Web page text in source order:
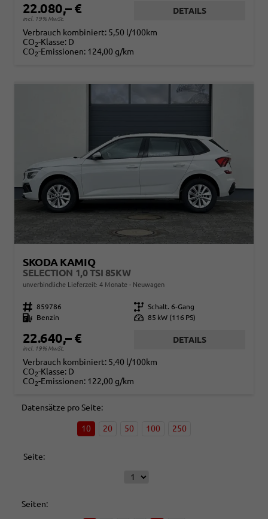
22.080,– €
incl. 19% MwSt.
DETAILS
Verbrauch kombiniert: 5,50 l/100km
CO2-Klasse: D
CO2-Emissionen: 124,00 g/km
SKODA KAMIQ
SELECTION 1,0 TSI 85KW
unverbindliche Lieferzeit: 4 Monate Neuwagen
Fahrzeugnr. 859786 Getriebe Schalt. 6-Gang
Kraftstoff
Benzin Leistung 85 kW (116 PS)
22.640,– €
incl. 19% MwSt.
DETAILS
Verbrauch kombiniert: 5,40 l/100km
CO2-Klasse: D
CO2-Emissionen: 122,00 g/km
Datensätze pro Seite:
10 20 50 100 250
Seite:
Seiten: